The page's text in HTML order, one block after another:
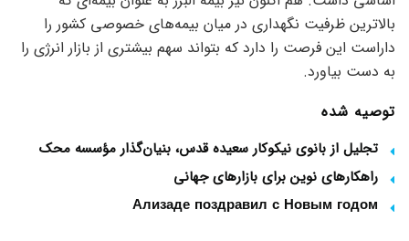
بالاترین ظرفیت نگهداری در میان بیمه‌های خصوصی کشور را
داراست این فرصت را دارد که بتواند سهم بیشتری از بازار انرژی را
به دست بیاورد.
توصیه شده
تجلیل از بانوی نیکوکار سعیده قدس، بنیان‌گذار مؤسسه محک
راهکارهای نوین برای بازارهای جهانی
Ализаде поздравил с Новым годом